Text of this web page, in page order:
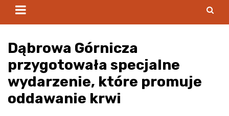
Dąbrowa Górnicza
przygotowała specjalne
wydarzenie, które promuje
oddawanie krwi